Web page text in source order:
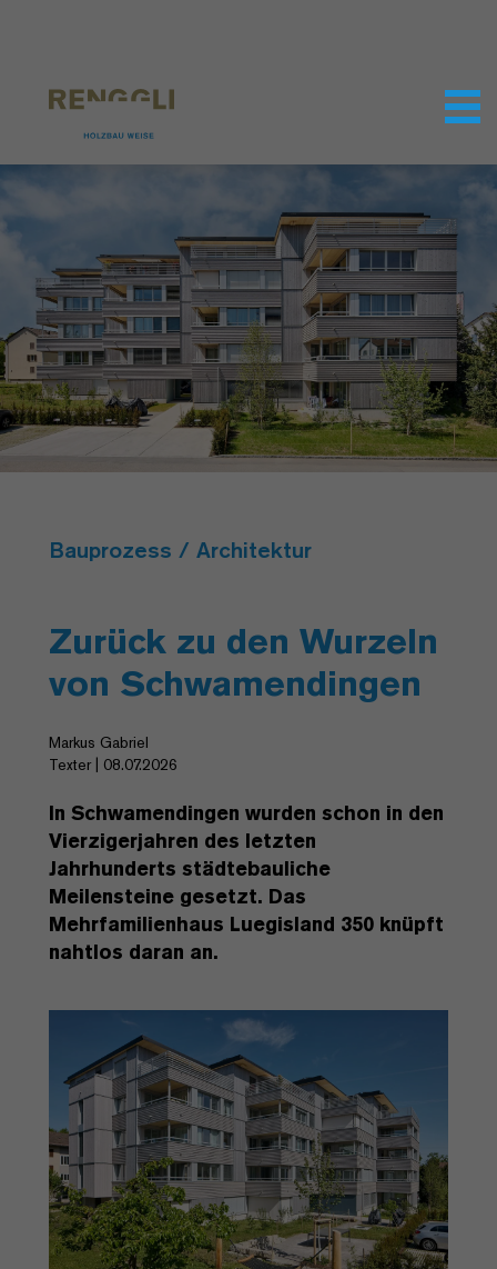
Bauprozess / Architektur
Zurück zu den Wurzeln
von Schwamendingen
Markus Gabriel
Texter | 08.07.2026
In Schwamendingen wurden schon in den
Vierzigerjahren des letzten
Jahrhunderts städtebauliche
Meilensteine gesetzt. Das
Mehrfamilienhaus Luegisland 350 knüpft
nahtlos daran an.